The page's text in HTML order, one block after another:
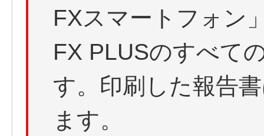
FXスマートフォン
FX PLUSのすべて
す。印刷した報告
ます。